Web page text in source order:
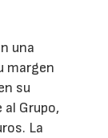
una
margen
su
Grupo,
La